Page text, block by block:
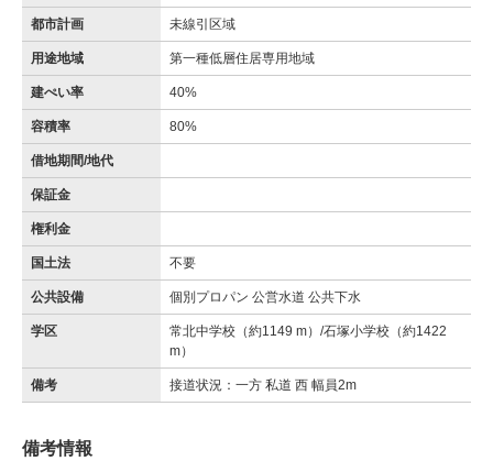
都市計画 未線引区域
用途地域 第一種低層住居専用地域
建ぺい率 40%
容積率 80%
借地期間/地代
保証金
権利金
国土法 不要
公共設備 個別プロパン 公営水道 公共下水
学区
常北中学校（約1149 m）/石塚小学校（約1422
m）
備考 接道状況：一方 私道 西 幅員2m
備考情報